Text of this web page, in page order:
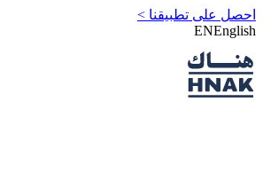
احصل على تطبيقنا >
ENEnglish